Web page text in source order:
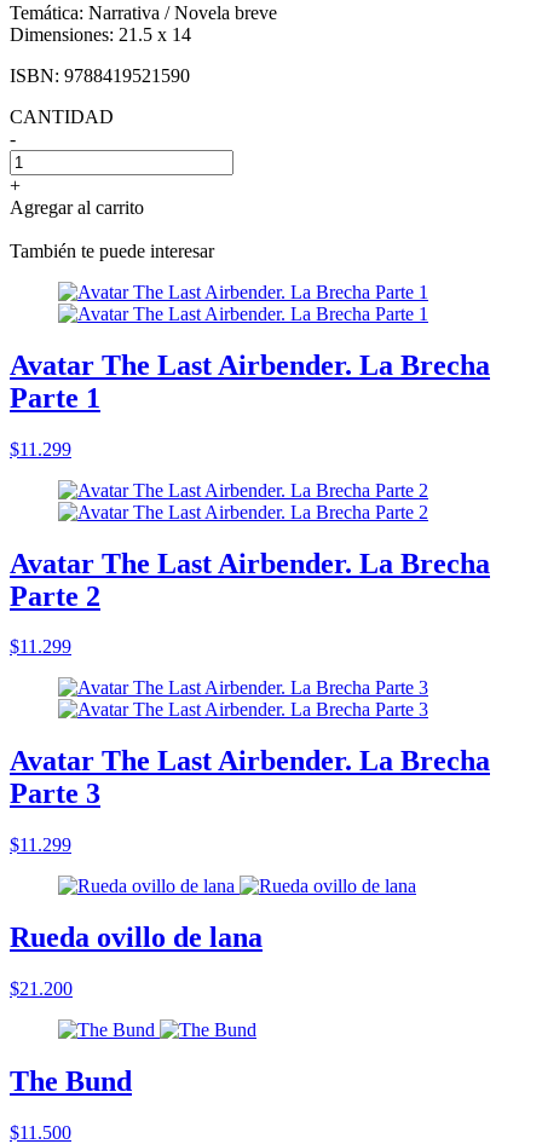
Temática: Narrativa / Novela breve
Dimensiones: 21.5 x 14
ISBN: 9788419521590
CANTIDAD
-
+
Agregar al carrito
También te puede interesar
Avatar The Last Airbender. La Brecha
Parte 1
$11.299
Avatar The Last Airbender. La Brecha
Parte 2
$11.299
Avatar The Last Airbender. La Brecha
Parte 3
$11.299
Rueda ovillo de lana
$21.200
The Bund
$11.500